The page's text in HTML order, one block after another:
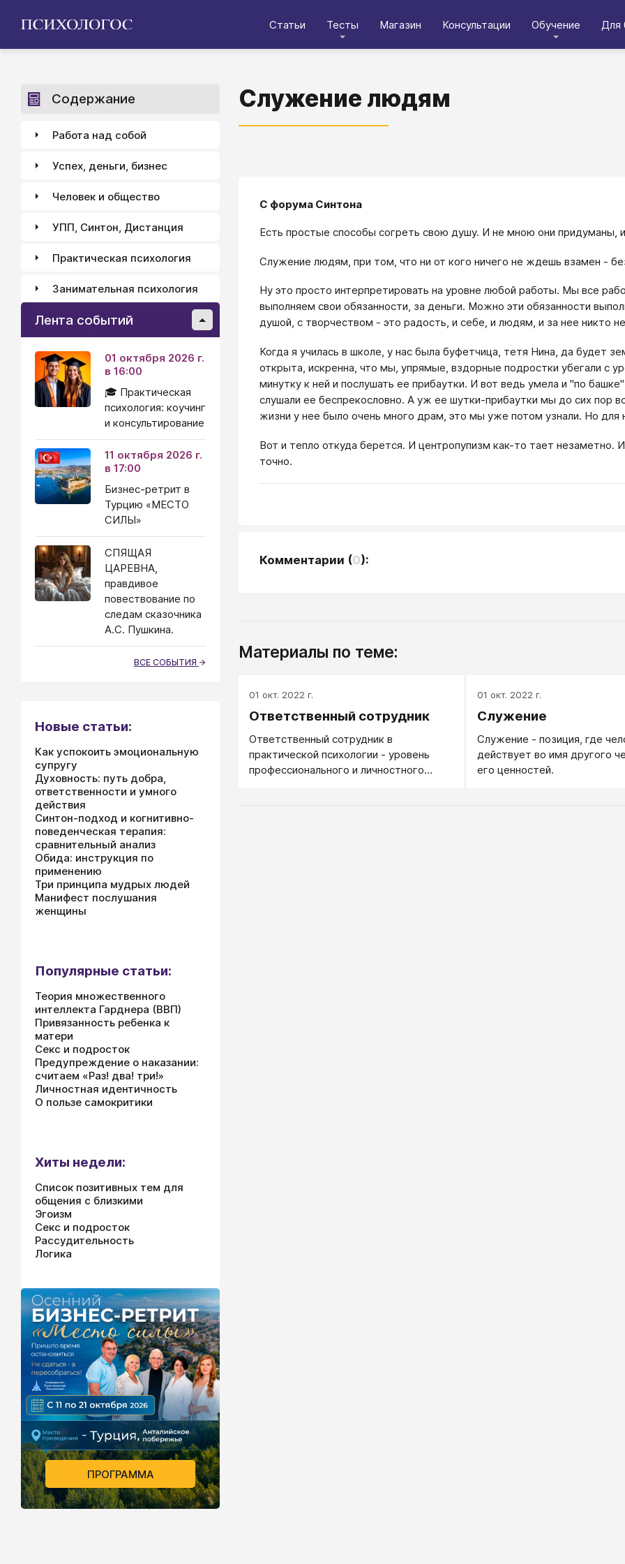
Статьи Тесты Магазин Консультации Обучение Для
Служение людям
С форума Синтона
Есть простые способы согреть свою душу. И не мною они придуманы,
Служение людям, при том, что ни от кого ничего не ждешь взамен -
Ну это просто интерпретировать на уровне любой работы. Мы все
выполняем свои обязанности, за деньги. Можно эти обязанности
душой, с творчеством - это радость, и себе, и людям, и за нее никто
Когда я училась в школе, у нас была буфетчица, тетя Нина, да будет
открыта, искренна, что мы, упрямые, вздорные подростки убегали с
минутку к ней и послушать ее прибаутки. И вот ведь умела и "по
слушали ее беспрекословно. А уж ее шутки-прибаутки мы до сих пор
жизни у нее было очень много драм, это мы уже потом узнали. Но для
Вот и тепло откуда берется. И центропупизм как-то тает незаметно.
точно.
Комментарии (0):
Материалы по теме:
01 окт. 2022 г.
Ответственный сотрудник
Ответственный сотрудник в
практической психологии - уровень
профессионального и личностного
01 окт. 2022 г.
Служение
Служение - позиция, где
действует во имя другого
его ценностей.
Содержание
Работа над собой
Успех, деньги, бизнес
Человек и общество
УПП, Синтон, Дистанция
Практическая психология
Занимательная психология
Лента событий
01 октября 2026 г.
в 16:00
🎓 Практическая
психология: коучинг
и консультирование
11 октября 2026 г.
в 17:00
Бизнес-ретрит в
Турцию «МЕСТО
СИЛЫ»
СПЯЩАЯ
ЦАРЕВНА,
правдивое
повествование по
следам сказочника
А.С. Пушкина.
ВСЕ СОБЫТИЯ
Новые статьи:
Как успокоить эмоциональную
супругу
Духовность: путь добра,
ответственности и умного
действия
Синтон-подход и когнитивно-
поведенческая терапия:
сравнительный анализ
Обида: инструкция по
применению
Три принципа мудрых людей
Манифест послушания
женщины
Популярные статьи:
Теория множественного
интеллекта Гарднера (ВВП)
Привязанность ребенка к
матери
Секс и подросток
Предупреждение о наказании:
считаем «Раз! два! три!»
Личностная идентичность
О пользе самокритики
Хиты недели:
Список позитивных тем для
общения с близкими
Эгоизм
Секс и подросток
Рассудительность
Логика
ПРОГРАММА